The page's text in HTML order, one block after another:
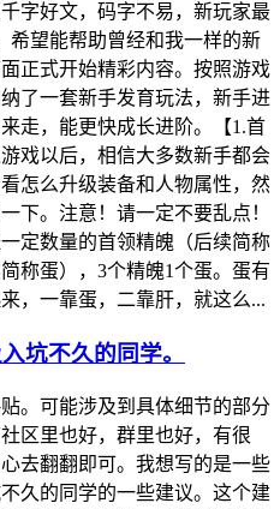
字好文，码字不易，新玩家最
希望能帮助曾经和我一样的新
正式开始精彩内容。按照游戏
了一套新手发育玩法，新手进
走，能更快成长进阶。【1.首
戏以后，相信大多数新手都会
怎么升级装备和人物属性，然
下。注意！请一定不要乱点！
定数量的首领精魄（后续简称
称蛋），3个精魄1个蛋。蛋有
，一靠蛋，二靠肝，就这么...
坑不久的同学。
。可能涉及到具体细节的部分
区里也好，群里也好，有很
去翻翻即可。我想写的是一些
久的同学的一些建议。这个建